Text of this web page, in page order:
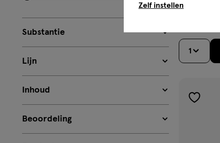
Substantie
Lijn
Inhoud
Beoordeling
ML
1
Zelf instellen